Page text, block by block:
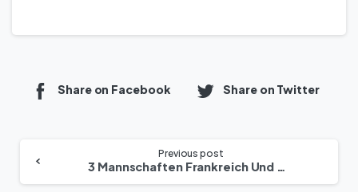
Share on Facebook Share on Twitter
Previous post
3 Mannschaften Frankreich Und Marokko Im Weltcup Fußball